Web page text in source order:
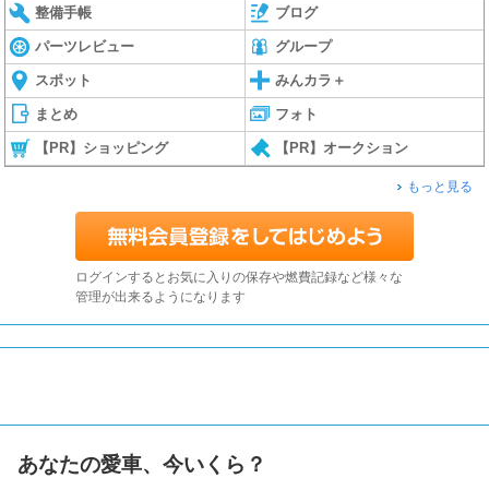
整備手帳 ブログ
パーツレビュー グループ
スポット みんカラ＋
まとめ フォト
【PR】ショッピング 【PR】オークション
もっと見る
ログインするとお気に入りの保存や燃費記録など様々な
管理が出来るようになります
あなたの愛車、今いくら？